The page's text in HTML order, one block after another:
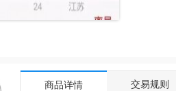
商品详情 交易规则